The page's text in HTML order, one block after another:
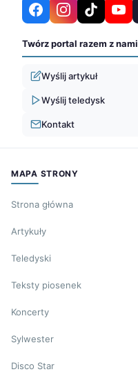
Twórz portal razem z nami
Wyślij artykuł
Wyślij teledysk
Kontakt
MAPA STRONY
Strona główna
Artykuły
Teledyski
Teksty piosenek
Koncerty
Sylwester
Disco Star